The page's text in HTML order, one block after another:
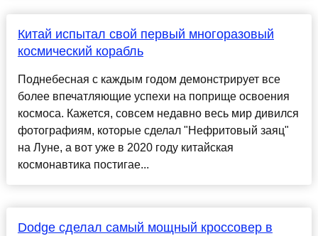
Китай испытал свой первый многоразовый
космический корабль
Поднебесная с каждым годом демонстрирует все
более впечатляющие успехи на поприще освоения
космоса. Кажется, совсем недавно весь мир дивился
фотографиям, которые сделал "Нефритовый заяц"
на Луне, а вот уже в 2020 году китайская
космонавтика постигае...
Dodge сделал самый мощный кроссовер в